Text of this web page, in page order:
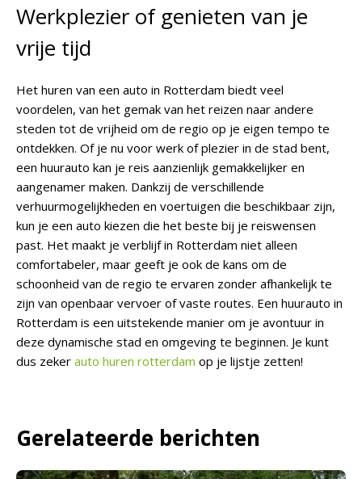
Werkplezier of genieten van je
vrije tijd
Het huren van een auto in Rotterdam biedt veel
voordelen, van het gemak van het reizen naar andere
steden tot de vrijheid om de regio op je eigen tempo te
ontdekken. Of je nu voor werk of plezier in de stad bent,
een huurauto kan je reis aanzienlijk gemakkelijker en
aangenamer maken. Dankzij de verschillende
verhuurmogelijkheden en voertuigen die beschikbaar zijn,
kun je een auto kiezen die het beste bij je reiswensen
past. Het maakt je verblijf in Rotterdam niet alleen
comfortabeler, maar geeft je ook de kans om de
schoonheid van de regio te ervaren zonder afhankelijk te
zijn van openbaar vervoer of vaste routes. Een huurauto in
Rotterdam is een uitstekende manier om je avontuur in
deze dynamische stad en omgeving te beginnen. Je kunt
dus zeker auto huren rotterdam op je lijstje zetten!
Gerelateerde berichten